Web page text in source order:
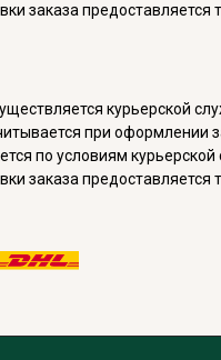
курьерской
при оформлении
по условиям
заказа
заказа